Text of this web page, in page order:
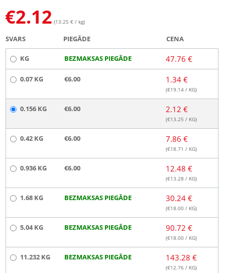
€2.12 (13.25 € / kg)
SVARS PIEGĀDE CENA
KG BEZMAKSAS PIEGĀDE 47.76 €
0.07 KG €6.00 1.34 €
(€19.14 / KG)
0.156 KG €6.00 2.12 €
(€13.25 / KG)
0.42 KG €6.00 7.86 €
(€18.71 / KG)
0.936 KG €6.00 12.48 €
(€13.28 / KG)
1.68 KG BEZMAKSAS PIEGĀDE 30.24 €
(€18.00 / KG)
5.04 KG BEZMAKSAS PIEGĀDE 90.72 €
(€18.00 / KG)
11.232 KG BEZMAKSAS PIEGĀDE 143.28 €
(€12.76 / KG)